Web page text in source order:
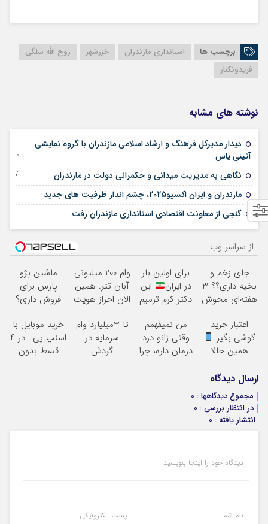
برچسب ها استانداری مازندران خزرشهر
روح الله سلگی
فریدونکنار
نوشته های مشابه
دیدار مدیرکل فرهنگ و ارشاد اسلامی مازندران با گروه نمایشی
آئینی یاس
30 جولای 2025
نگاهی به مدیریت میدانی و حکمرانی دولت در مازندران 07 جولای 2025
مازندران و ایران اکسپو2025، چشم انداز ظرفیت های جدید 29 آوریل 2025
گنجی از معاونت اقتصادی استانداری مازندران رفت
از سراسر وب
جای زخم و
بخیه داری؟؟ 3
هفته‌ای محوش
برای اولین بار
در ایران
این
دکتر کرم ترمیم
ساخت!
وام 200 میلیونی
آبان تتر. همین
الان احراز هویت
ماشین پژو
پارس برای
فروش داری؟
بفروشش
اعتبار خرید
گوشی بگیر
همین حالا
بده
من نمیفهمم
وقتی زانو درد
درمان داره، چرا
تا 3میلیارد وام
سرمایه در
گردش
خرید موبایل با
اسنپ پی | در ۴
قسط بدون
ارسال دیدگاه
مجموع دیدگاهها : 0
در انتظار بررسی : 0
انتشار یافته : 0
دیدگاه خود را اینجا بنویسید
نام شما پست الکترونیکی